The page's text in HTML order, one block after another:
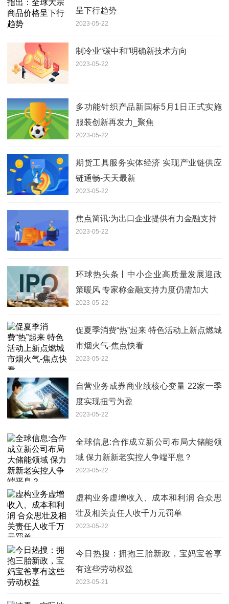
呈下行趋势
2023-05-22
制冷业“碳中和”明确新技术方向
2023-05-22
多功能针织产品新国标5月1日正式实施
服装创新再发力_聚焦
2023-05-22
期货工具服务实体经济 实现产业链供应
链通畅-天天最新
2023-05-22
焦点简讯:为出口企业提供有力金融支持
2023-05-22
环球热头条丨中小企业高质量发展迎政
策暖风 专家称金融支持力度仍需加大
2023-05-22
促夏季消费“热”起来 特色活动上新点燃城
市烟火气-焦点快看
2023-05-22
自营业务成券商业绩核心变量 22家一季
度实现扭亏为盈
2023-05-22
全球信息:合作成立新公司布局大储能领
域 保力新新老实控人争端平息？
2023-05-22
虚构业务虚增收入、成本和利润 合众思
壮及相关责任人收千万元罚单
2023-05-22
今日热搜：拥抱三胎新政，宝妈宝爸享
有这些劳动权益
2023-05-21